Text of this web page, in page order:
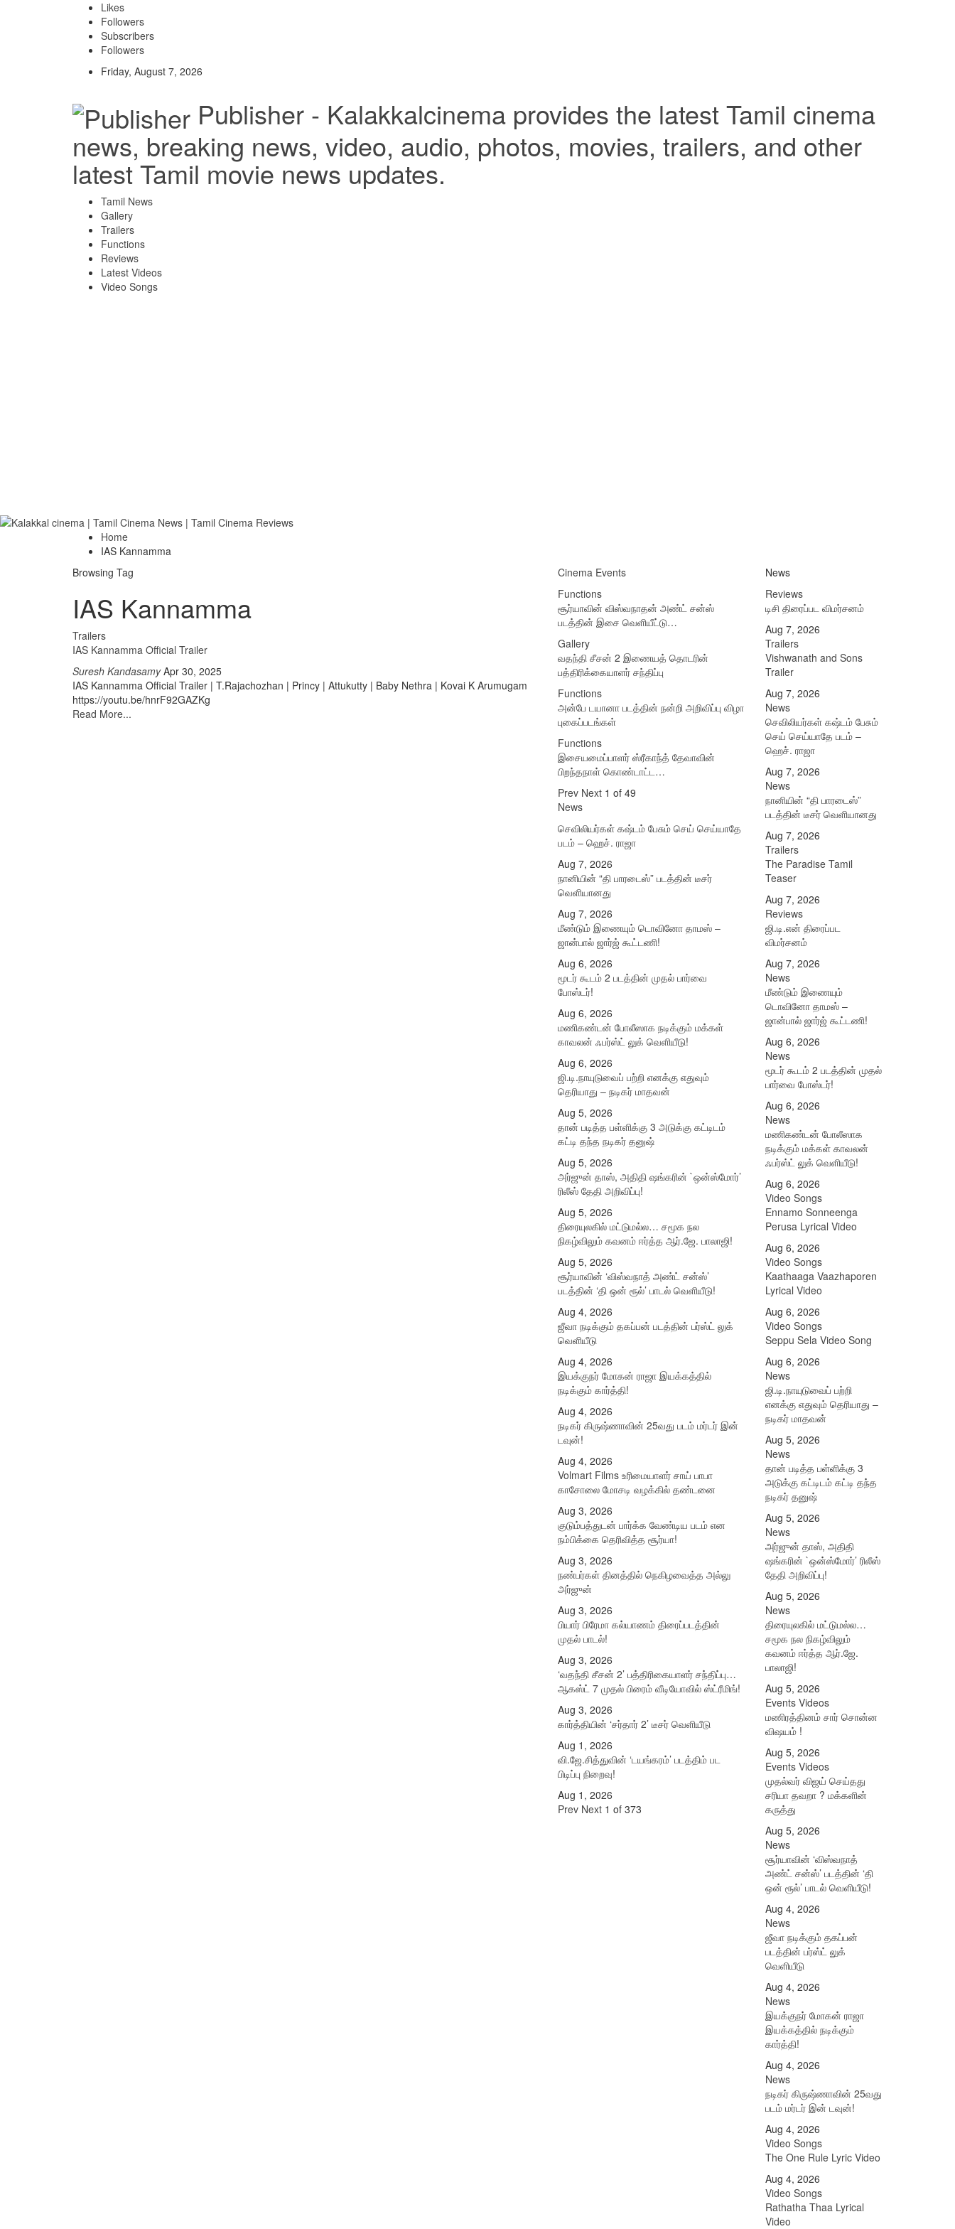
Likes
Followers
Subscribers
Followers
Friday, August 7, 2026
Publisher - Kalakkalcinema provides the latest Tamil cinema
news, breaking news, video, audio, photos, movies, trailers, and other
latest Tamil movie news updates.
Tamil News
Gallery
Trailers
Functions
Reviews
Latest Videos
Video Songs
Home
IAS Kannamma
Browsing Tag
IAS Kannamma
Trailers
IAS Kannamma Official Trailer
Suresh KandasamyApr 30, 2025
IAS Kannamma Official Trailer | T.Rajachozhan | Princy | Attukutty | Baby Nethra | Kovai K Arumugam
https://youtu.be/hnrF92GAZKg
Read More...
Cinema Events
Functions
சூர்யாவின் விஸ்வநாதன் அண்ட் சன்ஸ்
படத்தின் இசை வெளியீட்டு…
Gallery
வதந்தி சீசன் 2 இணையத் தொடரின்
பத்திரிக்கையாளர் சந்திப்பு
Functions
அன்பே டயானா படத்தின் நன்றி அறிவிப்பு விழா
புகைப்படங்கள்
Functions
இசையமைப்பாளர் ஸ்ரீகாந்த் தேவாவின்
பிறந்தநாள் கொண்டாட்ட…
Prev Next 1 of 49
News
செவிலியர்கள் கஷ்டம் பேசும் செய் செய்யாதே
படம் – ஹெச். ராஜா
Aug 7, 2026
நானியின் “தி பாரடைஸ்” படத்தின் டீசர்
வெளியானது
Aug 7, 2026
மீண்டும் இணையும் டொவினோ தாமஸ் –
ஜான்பால் ஜார்ஜ் கூட்டணி!
Aug 6, 2026
மூடர் கூடம் 2 படத்தின் முதல் பார்வை
போஸ்டர்!
Aug 6, 2026
மணிகண்டன் போலீஸாக நடிக்கும் மக்கள்
காவலன் ஃபர்ஸ்ட் லுக் வெளியீடு!
Aug 6, 2026
ஜி.டி.நாயுடுவைப் பற்றி எனக்கு எதுவும்
தெரியாது – நடிகர் மாதவன்
Aug 5, 2026
தான் படித்த பள்ளிக்கு 3 அடுக்கு கட்டிடம்
கட்டி தந்த நடிகர் தனுஷ்
Aug 5, 2026
அர்ஜுன் தாஸ், அதிதி ஷங்கரின் `ஒன்ஸ்மோர்’
ரிலீஸ் தேதி அறிவிப்பு!
Aug 5, 2026
திரையுலகில் மட்டுமல்ல… சமூக நல
நிகழ்விலும் கவனம் ஈர்த்த ஆர்.ஜே. பாலாஜி!
Aug 5, 2026
சூர்யாவின் ‘விஸ்வநாத் அண்ட் சன்ஸ்’
படத்தின் ‘தி ஒன் ரூல்’ பாடல் வெளியீடு!
Aug 4, 2026
ஜீவா நடிக்கும் தகப்பன் படத்தின் பர்ஸ்ட் லுக்
வெளியீடு
Aug 4, 2026
இயக்குநர் மோகன் ராஜா இயக்கத்தில்
நடிக்கும் கார்த்தி!
Aug 4, 2026
நடிகர் கிருஷ்ணாவின் 25வது படம் மர்டர் இன்
டவுன்!
Aug 4, 2026
Volmart Films உரிமையாளர் சாய் பாபா
காசோலை மோசடி வழக்கில் தண்டனை
Aug 3, 2026
குடும்பத்துடன் பார்க்க வேண்டிய படம் என
நம்பிக்கை தெரிவித்த சூர்யா!
Aug 3, 2026
நண்பர்கள் தினத்தில் நெகிழவைத்த அல்லு
அர்ஜுன்
Aug 3, 2026
பியார் பிரேமா கல்யாணம் திரைப்படத்தின்
முதல் பாடல்!
Aug 3, 2026
‘வதந்தி சீசன் 2’ பத்திரிகையாளர் சந்திப்பு…
ஆகஸ்ட் 7 முதல் பிரைம் வீடியோவில் ஸ்ட்ரீமிங்!
Aug 3, 2026
கார்த்தியின் ‘சர்தார் 2’ டீசர் வெளியீடு
Aug 1, 2026
வி.ஜே.சித்துவின் ‘டயங்கரம்’ படத்திம் பட
பிடிப்பு நிறைவு!
Aug 1, 2026
Prev Next 1 of 373
News
Reviews
டிசி திரைப்பட விமர்சனம்
Aug 7, 2026
Trailers
Vishwanath and Sons
Trailer
Aug 7, 2026
News
செவிலியர்கள் கஷ்டம் பேசும்
செய் செய்யாதே படம் –
ஹெச். ராஜா
Aug 7, 2026
News
நானியின் “தி பாரடைஸ்”
படத்தின் டீசர் வெளியானது
Aug 7, 2026
Trailers
The Paradise Tamil
Teaser
Aug 7, 2026
Reviews
ஜி.டி.என் திரைப்பட
விமர்சனம்
Aug 7, 2026
News
மீண்டும் இணையும்
டொவினோ தாமஸ் –
ஜான்பால் ஜார்ஜ் கூட்டணி!
Aug 6, 2026
News
மூடர் கூடம் 2 படத்தின் முதல்
பார்வை போஸ்டர்!
Aug 6, 2026
News
மணிகண்டன் போலீஸாக
நடிக்கும் மக்கள் காவலன்
ஃபர்ஸ்ட் லுக் வெளியீடு!
Aug 6, 2026
Video Songs
Ennamo Sonneenga
Perusa Lyrical Video
Aug 6, 2026
Video Songs
Kaathaaga Vaazhaporen
Lyrical Video
Aug 6, 2026
Video Songs
Seppu Sela Video Song
Aug 6, 2026
News
ஜி.டி.நாயுடுவைப் பற்றி
எனக்கு எதுவும் தெரியாது –
நடிகர் மாதவன்
Aug 5, 2026
News
தான் படித்த பள்ளிக்கு 3
அடுக்கு கட்டிடம் கட்டி தந்த
நடிகர் தனுஷ்
Aug 5, 2026
News
அர்ஜுன் தாஸ், அதிதி
ஷங்கரின் `ஒன்ஸ்மோர்’ ரிலீஸ்
தேதி அறிவிப்பு!
Aug 5, 2026
News
திரையுலகில் மட்டுமல்ல…
சமூக நல நிகழ்விலும்
கவனம் ஈர்த்த ஆர்.ஜே.
பாலாஜி!
Aug 5, 2026
Events Videos
மணிரத்தினம் சார் சொன்ன
விஷயம் !
Aug 5, 2026
Events Videos
முதல்வர் விஜய் செய்தது
சரியா தவறா ? மக்களின்
கருத்து
Aug 5, 2026
News
சூர்யாவின் ‘விஸ்வநாத்
அண்ட் சன்ஸ்’ படத்தின் ‘தி
ஒன் ரூல்’ பாடல் வெளியீடு!
Aug 4, 2026
News
ஜீவா நடிக்கும் தகப்பன்
படத்தின் பர்ஸ்ட் லுக்
வெளியீடு
Aug 4, 2026
News
இயக்குநர் மோகன் ராஜா
இயக்கத்தில் நடிக்கும்
கார்த்தி!
Aug 4, 2026
News
நடிகர் கிருஷ்ணாவின் 25வது
படம் மர்டர் இன் டவுன்!
Aug 4, 2026
Video Songs
The One Rule Lyric Video
Aug 4, 2026
Video Songs
Rathatha Thaa Lyrical
Video